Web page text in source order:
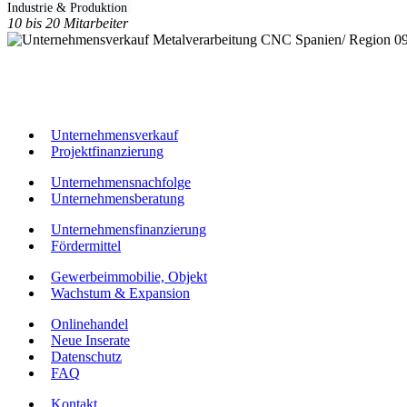
Industrie & Produktion
10 bis 20 Mitarbeiter
Spanien/ Region
Unternehmensverkauf
Projektfinanzierung
Unternehmensnachfolge
Unternehmensberatung
Unternehmensfinanzierung
Fördermittel
Gewerbeimmobilie, Objekt
Wachstum & Expansion
Onlinehandel
Neue Inserate
Datenschutz
FAQ
Kontakt